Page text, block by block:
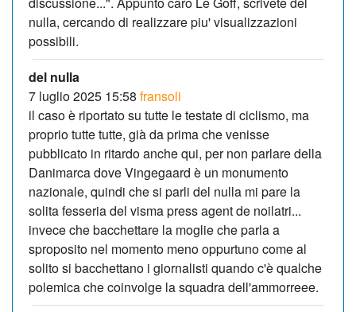
nulla, cercando di realizzare piu' visualizzazioni
possibili.
del nulla
7 luglio 2025 15:58 fransoli
il caso è riportato su tutte le testate di ciclismo, ma
proprio tutte tutte, già da prima che venisse
pubblicato in ritardo anche qui, per non parlare della
Danimarca dove Vingegaard è un monumento
nazionale, quindi che si parli del nulla mi pare la
solita fesseria del visma press agent de noilatri...
invece che bacchettare la moglie che parla a
sproposito nel momento meno oppurtuno come al
solito si bacchettano i giornalisti quando c'è qualche
polemica che coinvolge la squadra dell'ammorreee.